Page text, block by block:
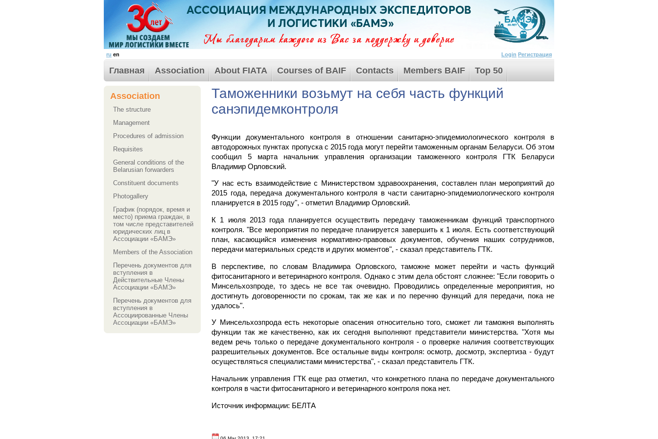
ru en Login Регистрация
Главная Association About FIATA Courses of BAIF Contacts Members BAIF Top 50
Association
The structure
Management
Procedures of admission
Requisites
General conditions of the
Belarusian forwarders
Сonstituent documents
Photogallery
График (порядок, время и
место) приема граждан, в
том числе представителей
юридических лиц в
Ассоциации «БАМЭ»
Members of the Association
Перечень документов для
вступления в
Действительные Члены
Ассоциации «БАМЭ»
Перечень документов для
вступления в
Ассоциированные Члены
Ассоциации «БАМЭ»
Таможенники возьмут на себя часть функций
санэпидемконтроля
Функции документального контроля в отношении санитарно-эпидемиологического контроля в
автодорожных пунктах пропуска с 2015 года могут перейти таможенным органам Беларуси. Об этом
сообщил 5 марта начальник управления организации таможенного контроля ГТК Беларуси
Владимир Орловский.
"У нас есть взаимодействие с Министерством здравоохранения, составлен план мероприятий до
2015 года, передача документального контроля в части санитарно-эпидемиологического контроля
планируется в 2015 году", - отметил Владимир Орловский.
К 1 июля 2013 года планируется осуществить передачу таможенникам функций транспортного
контроля. "Все мероприятия по передаче планируется завершить к 1 июля. Есть соответствующий
план, касающийся изменения нормативно-правовых документов, обучения наших сотрудников,
передачи материальных средств и других моментов", - сказал представитель ГТК.
В перспективе, по словам Владимира Орловского, таможне может перейти и часть функций
фитосанитарного и ветеринарного контроля. Однако с этим дела обстоят сложнее: "Если говорить о
Минсельхозпроде, то здесь не все так очевидно. Проводились определенные мероприятия, но
достигнуть договоренности по срокам, так же как и по перечню функций для передачи, пока не
удалось".
У Минсельхозпрода есть некоторые опасения относительно того, сможет ли таможня выполнять
функции так же качественно, как их сегодня выполняют представители министерства. "Хотя мы
ведем речь только о передаче документального контроля - о проверке наличия соответствующих
разрешительных документов. Все остальные виды контроля: осмотр, досмотр, экспертиза - будут
осуществляться специалистами министерства", - сказал представитель ГТК.
Начальник управления ГТК еще раз отметил, что конкретного плана по передаче документального
контроля в части фитосанитарного и ветеринарного контроля пока нет.
Источник информации: БЕЛТA